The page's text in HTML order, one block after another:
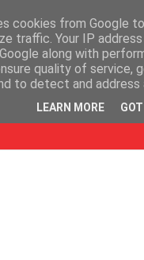
cookies from Google
traffic. Your IP
along with
quality of service,
to detect and address
LEARN MORE